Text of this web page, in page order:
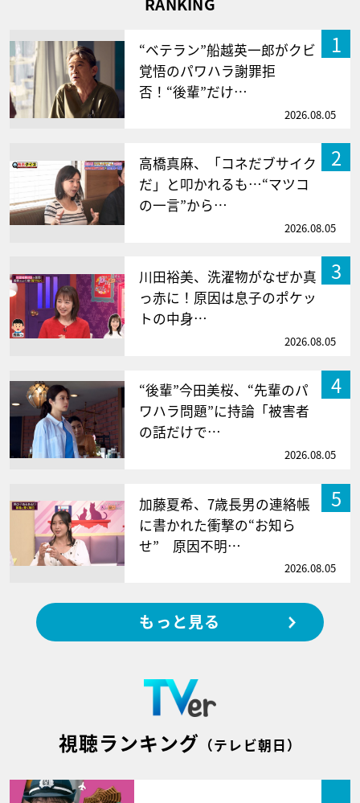
1
“ベテラン”船越英一郎がクビ
覚悟のパワハラ謝罪拒
否！“後輩”だけ…
2026.08.05
2
高橋真麻、「コネだブサイク
だ」と叩かれるも…“マツコ
の一言”から…
2026.08.05
3
川田裕美、洗濯物がなぜか真
っ赤に！原因は息子のポケッ
トの中身…
2026.08.05
4
“後輩”今田美桜、“先輩のパ
ワハラ問題”に持論「被害者
の話だけで…
2026.08.05
5
加藤夏希、7歳長男の連絡帳
に書かれた衝撃の“お知ら
せ” 原因不明…
2026.08.05
もっと見る
視聴ランキング （テレビ朝日）